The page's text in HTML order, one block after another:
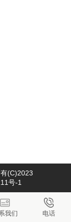
(C)2023
号-1
我们 电话